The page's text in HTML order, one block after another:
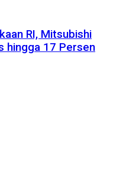
RI, Mitsubishi
hingga 17 Persen